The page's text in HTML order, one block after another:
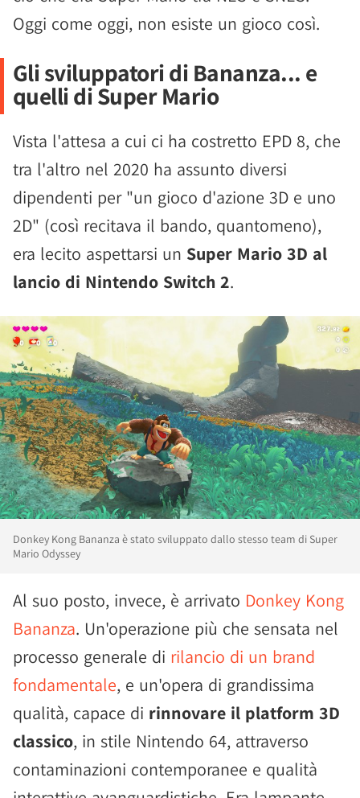
Oggi come oggi, non esiste un gioco così.
Gli sviluppatori di Bananza... e
quelli di Super Mario
Vista l'attesa a cui ci ha costretto EPD 8, che
tra l'altro nel 2020 ha assunto diversi
dipendenti per "un gioco d'azione 3D e uno
2D" (così recitava il bando, quantomeno),
era lecito aspettarsi un Super Mario 3D al
lancio di Nintendo Switch 2.
Donkey Kong Bananza è stato sviluppato dallo stesso team di Super
Mario Odyssey
Al suo posto, invece, è arrivato Donkey Kong
Bananza. Un'operazione più che sensata nel
processo generale di rilancio di un brand
fondamentale, e un'opera di grandissima
qualità, capace di rinnovare il platform 3D
classico, in stile Nintendo 64, attraverso
contaminazioni contemporanee e qualità